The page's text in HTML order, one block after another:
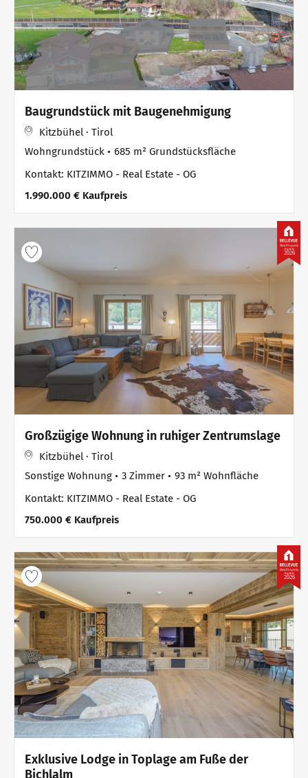
Baugrundstück mit Baugenehmigung
Kitzbühel · Tirol
Wohngrundstück
685 m² Grundstücksfläche
Kontakt: KITZIMMO - Real Estate - OG
1.990.000 € Kaufpreis
Großzügige Wohnung in ruhiger Zentrumslage
Kitzbühel · Tirol
Sonstige Wohnung
3 Zimmer
93 m² Wohnfläche
Kontakt: KITZIMMO - Real Estate - OG
750.000 € Kaufpreis
2026
Best Property
Agents
Exklusive Lodge in Toplage am Fuße der
Bichlalm
2026
Best Property
Agents